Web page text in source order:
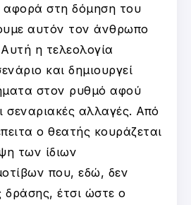
αφορά στη δόμηση του
αυτόν τον άνθρωπο
Αυτή η τελεολογία
και δημιουργεί
στον ρυθμό αφού
σεναριακές αλλαγές. Από
ο θεατής κουράζεται
των ίδιων
που, εδώ, δεν
δράσης, έτσι ώστε ο